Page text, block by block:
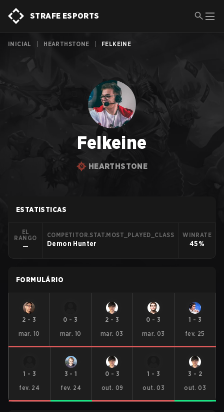
STRAFE ESPORTS
INICIAL HEARTHSTONE FELKEINE
Felkeine
HEARTHSTONE
ESTATISTICAS
EL
RANGO
—
COMPETITOR.STAT.MOST_PLAYED_CLASS
Demon Hunter
WINRATE
45%
FORMULÁRIO
2 - 3
mar. 10
0 - 3
mar. 10
2 - 3
mar. 03
0 - 3
mar. 03
1 - 3
fev. 25
1 - 3
fev. 24
3 -1
fev. 24
0 - 3
out. 09
1 - 3
out. 03
3 - 2
out. 03